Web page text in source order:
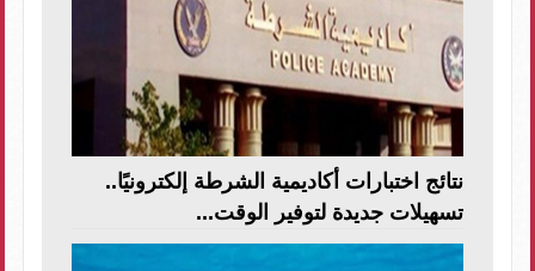
نتائج اختبارات أكاديمية الشرطة إلكترونيًا..
تسهيلات جديدة لتوفير الوقت...